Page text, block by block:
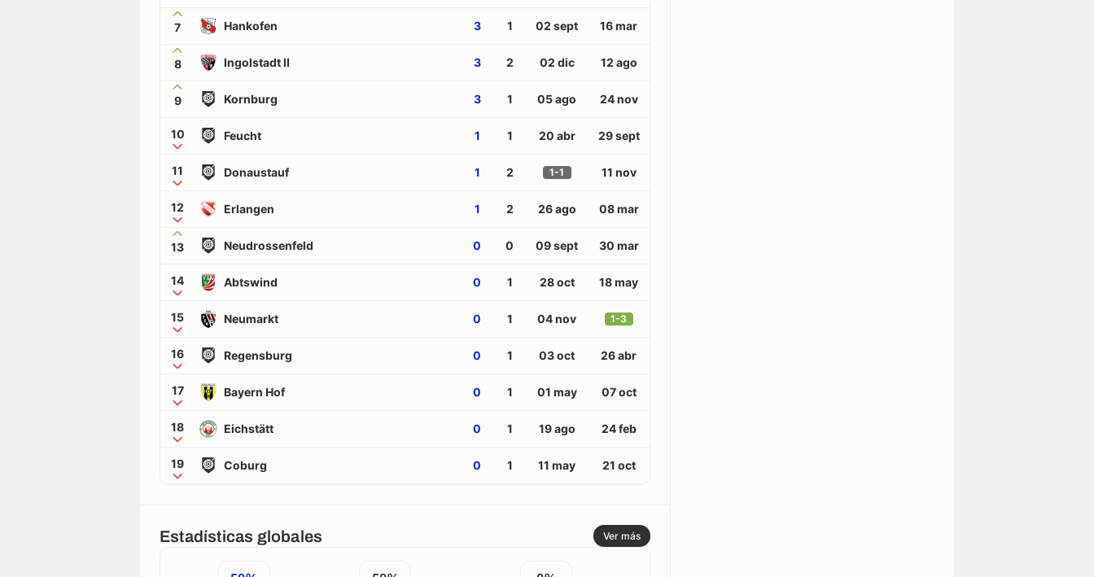
7 Hankofen 3 1 02 sept 16 mar
8 Ingolstadt II 3 2 02 dic 12 ago
9 Kornburg 3 1 05 ago 24 nov
10 Feucht 1 1 20 abr 29 sept
11 Donaustauf 1 2 1-1 11 nov
12 Erlangen 1 2 26 ago 08 mar
13 Neudrossenfeld 0 0 09 sept 30 mar
14 Abtswind 0 1 28 oct 18 may
15 Neumarkt 0 1 04 nov 1-3
16 Regensburg 0 1 03 oct 26 abr
17 Bayern Hof 0 1 01 may 07 oct
18 Eichstätt 0 1 19 ago 24 feb
19 Coburg 0 1 11 may 21 oct
Estadísticas globales Ver más